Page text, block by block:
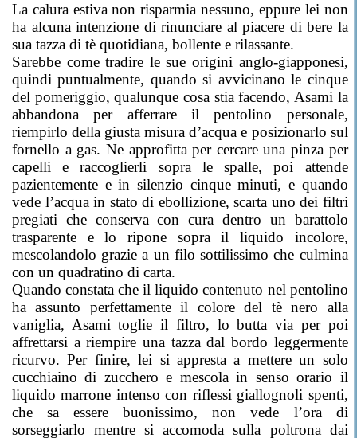
La calura estiva non risparmia nessuno, eppure lei non
ha alcuna intenzione di rinunciare al piacere di bere la
sua tazza di tè quotidiana, bollente e rilassante.
Sarebbe come tradire le sue origini anglo-giapponesi,
quindi puntualmente, quando si avvicinano le cinque
del pomeriggio, qualunque cosa stia facendo, Asami la
abbandona per afferrare il pentolino personale,
riempirlo della giusta misura d’acqua e posizionarlo sul
fornello a gas. Ne approfitta per cercare una pinza per
capelli e raccoglierli sopra le spalle, poi attende
pazientemente e in silenzio cinque minuti, e quando
vede l’acqua in stato di ebollizione, scarta uno dei filtri
pregiati che conserva con cura dentro un barattolo
trasparente e lo ripone sopra il liquido incolore,
mescolandolo grazie a un filo sottilissimo che culmina
con un quadratino di carta.
Quando constata che il liquido contenuto nel pentolino
ha assunto perfettamente il colore del tè nero alla
vaniglia, Asami toglie il filtro, lo butta via per poi
affrettarsi a riempire una tazza dal bordo leggermente
ricurvo. Per finire, lei si appresta a mettere un solo
cucchiaino di zucchero e mescola in senso orario il
liquido marrone intenso con riflessi giallognoli spenti,
che sa essere buonissimo, non vede l’ora di
sorseggiarlo mentre si accomoda sulla poltrona dai